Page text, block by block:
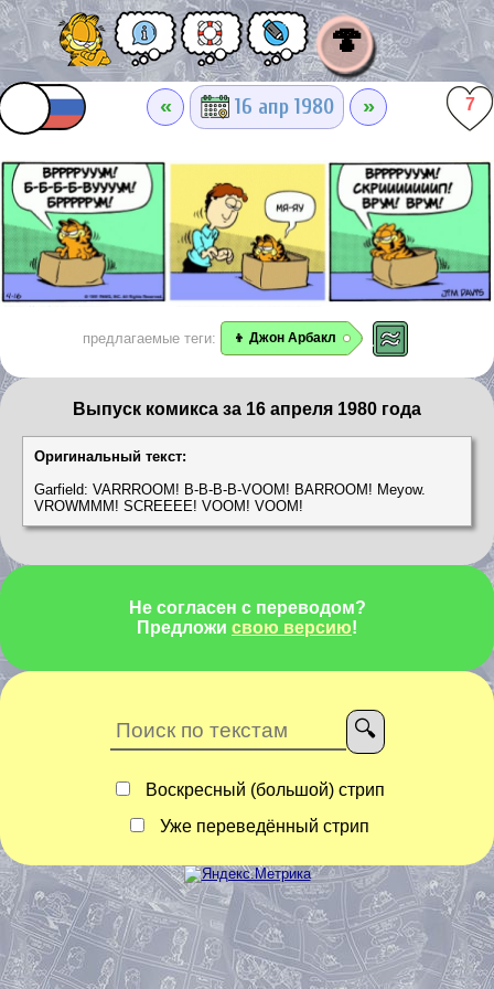
🍄
« 16 апр 1980 » 7
предлагаемые теги: 👦 Джон Арбакл
Выпуск комикса за 16 апреля 1980 года
Оригинальный текст:
Garfield: VARRROOM! B-B-B-B-VOOM! BARROOM! Meyow.
VROWMMM! SCREEEE! VOOM! VOOM!
Не согласен с переводом?
Предложи свою версию!
Воскресный (большой) стрип
Уже переведённый стрип